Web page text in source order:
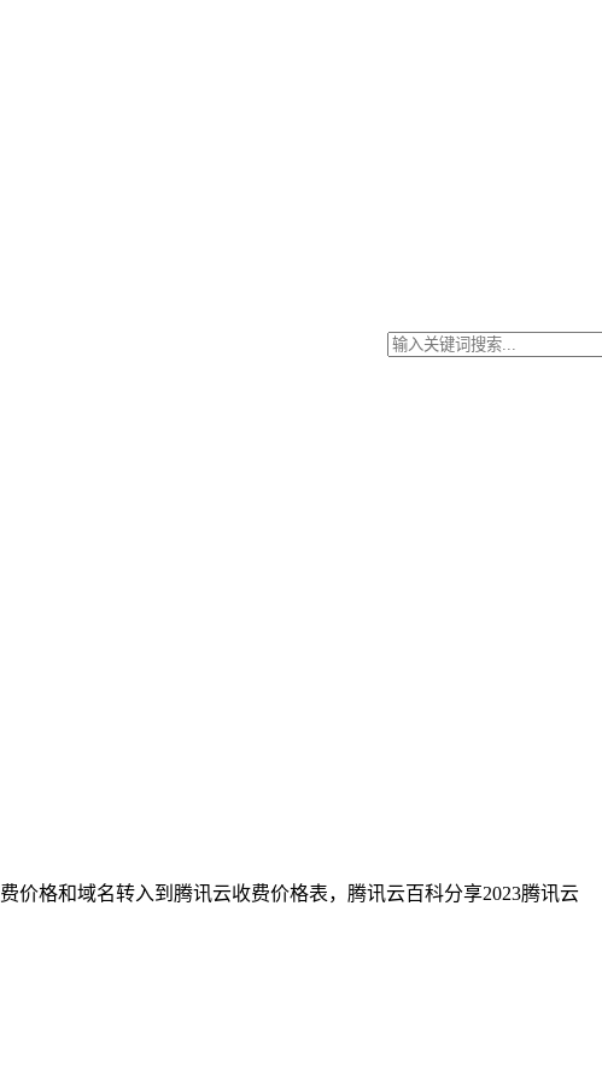
价格和域名转入到腾讯云收费价格表，腾讯云百科分享2023腾讯云